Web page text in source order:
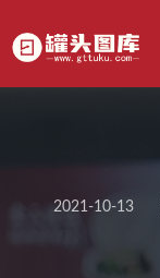
2021-10-13